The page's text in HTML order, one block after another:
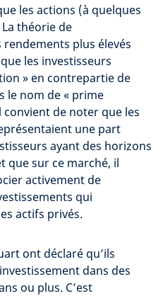
les actions (à quelques
théorie de
plus élevés
les investisseurs
» en contrepartie de
le nom de « prime
convient de noter que les
une part
ayant des horizons
que sur ce marché, il
activement de
qui
actifs privés.
ont déclaré qu’ils
dans des
ou plus. C’est